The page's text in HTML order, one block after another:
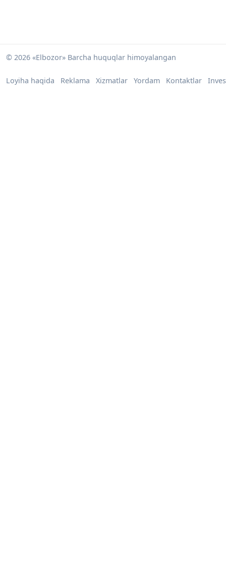
© 2026 «Elbozor» Barcha huquqlar himoyalangan
Loyiha haqida Reklama Xizmatlar Yordam Kontaktlar